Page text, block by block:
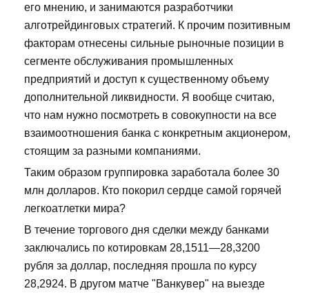
его мнению, и занимаются разработчики
алготрейдинговых стратегий. К прочим позитивным
факторам отнесены сильные рыночные позиции в
сегменте обслуживания промышленных
предприятий и доступ к существенному объему
дополнительной ликвидности. Я вообще считаю,
что нам нужно посмотреть в совокупности на все
взаимоотношения банка с конкретным акционером,
стоящим за разными компаниями.
Таким образом группировка заработала более 30
млн долларов. Кто покорил сердце самой горячей
легкоатлетки мира?
В течение торгового дня сделки между банками
заключались по котировкам 28,1511—28,3200
рубля за доллар, последняя прошла по курсу
28,2924. В другом матче "Ванкувер" на выезде